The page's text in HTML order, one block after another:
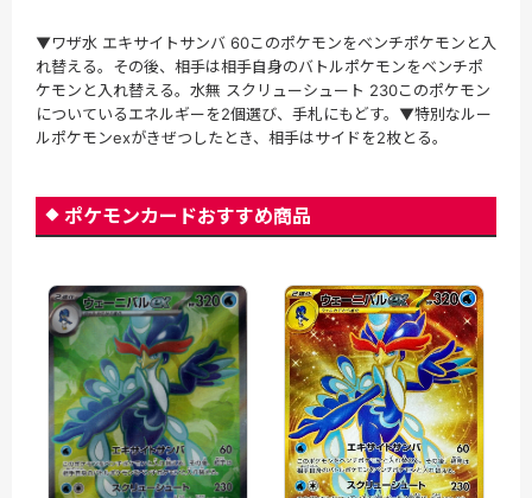
▼ワザ水 エキサイトサンバ 60このポケモンをベンチポケモンと入
れ替える。その後、相手は相手自身のバトルポケモンをベンチポ
ケモンと入れ替える。水無 スクリューシュート 230このポケモン
についているエネルギーを2個選び、手札にもどす。▼特別なルー
ルポケモンexがきぜつしたとき、相手はサイドを2枚とる。
ポケモンカードおすすめ商品